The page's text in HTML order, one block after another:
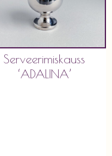
Serveerimiskauss
‘ADALINA’